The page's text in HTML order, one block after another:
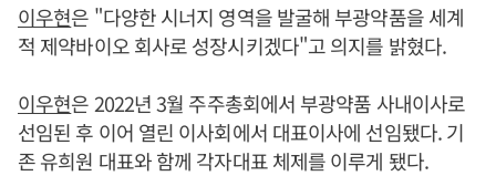
이우현은 "다양한 시너지 영역을 발굴해 부광약품을 세계
적 제약바이오 회사로 성장시키겠다"고 의지를 밝혔다.
이우현은 2022년 3월 주주총회에서 부광약품 사내이사로
선임된 후 이어 열린 이사회에서 대표이사에 선임됐다. 기
존 유희원 대표와 함께 각자대표 체제를 이루게 됐다.